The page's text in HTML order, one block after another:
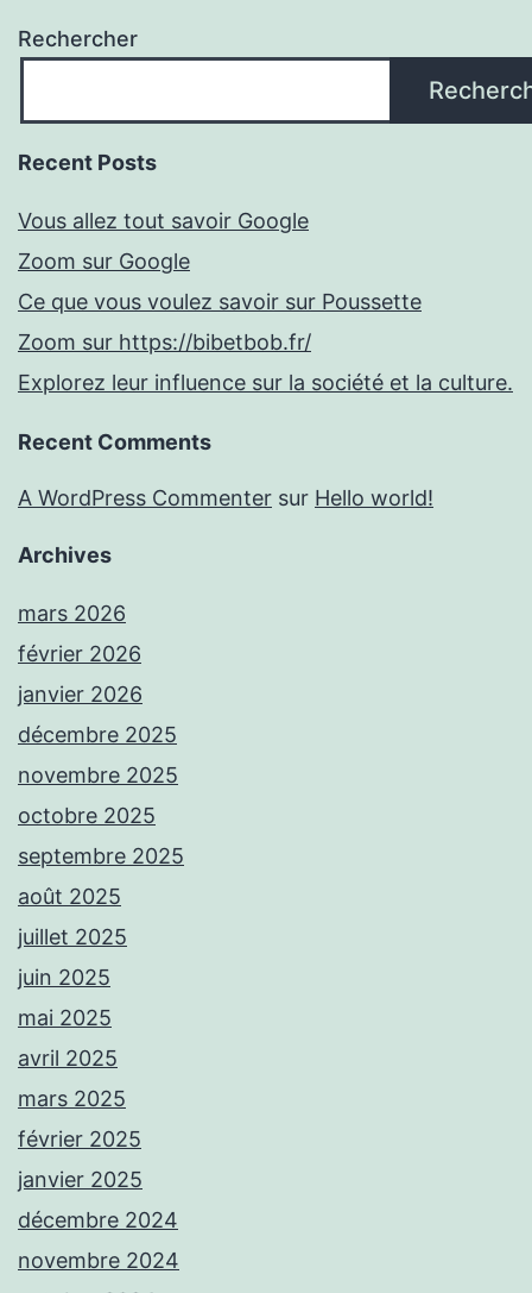
Rechercher
Recent Posts
Vous allez tout savoir Google
Zoom sur Google
Ce que vous voulez savoir sur Poussette
Zoom sur https://bibetbob.fr/
Explorez leur influence sur la société et la culture.
Recent Comments
A WordPress Commenter sur Hello world!
Archives
mars 2026
février 2026
janvier 2026
décembre 2025
novembre 2025
octobre 2025
septembre 2025
août 2025
juillet 2025
juin 2025
mai 2025
avril 2025
mars 2025
février 2025
janvier 2025
décembre 2024
novembre 2024